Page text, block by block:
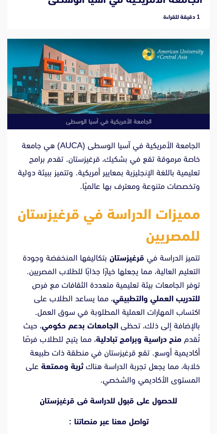
‫1 دقيقة للقراءة
الجامعة الأمريكية في آسيا الوسطى
الجامعة
الأمريكية
آسيا
الوسطى
الجامعة الأمريكية في آسيا الوسطى (AUCA) هي جامعة
خاصة مرموقة تقع في بشكيك، قرغيزستان. تقدم برامج
تعليمية باللغة الإنجليزية بمعايير أمريكية. وتتميز ببيئة دولية
وتخصصات متنوعة ومعترف بها عالميًا.
مميزات الدراسة في قرغيزستان
للمصريين
تتميز الدراسة في قرغيزستان بتكاليفها المنخفضة وجودة
التعليم العالية، مما يجعلها خيارًا جذابًا للطلاب المصريين.
توفر الجامعات بيئة تعليمية متعددة الثقافات مع فرص
للتدريب العملي والتطبيقي، مما يساعد الطلاب على
اكتساب المهارات العملية المطلوبة في سوق العمل.
بالإضافة إلى ذلك، تحظى الجامعات بدعم حكومي، حيث
تُقدم منح دراسية وبرامج تبادلية، مما يتيح للطلاب فرصًا
أكاديمية أوسع. تقع قرغيزستان في منطقة ذات طبيعة
خلابة، مما يجعل تجربة الدراسة هناكثرية وممتعة على
المستوى الأكاديمي والشخصي.
للحصول على قبول للدراسة فى قرغيزستان
تواصل معنا عبر منصاتنا :